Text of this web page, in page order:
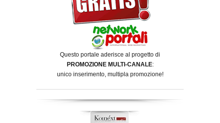
Questo portale aderisce al progetto di
PROMOZIONE MULTI-CANALE:
unico inserimento, multipla promozione!